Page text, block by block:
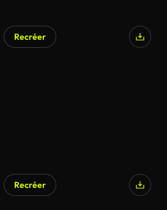
Recréer
Recréer